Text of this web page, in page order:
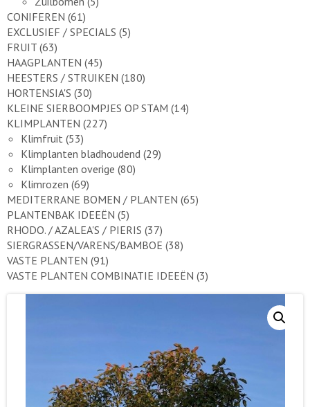
CONIFEREN (61)
EXCLUSIEF / SPECIALS (5)
FRUIT (63)
HAAGPLANTEN (45)
HEESTERS / STRUIKEN (180)
HORTENSIA'S (30)
KLEINE SIERBOOMPJES OP STAM (14)
KLIMPLANTEN (227)
Klimfruit (53)
Klimplanten bladhoudend (29)
Klimplanten overige (80)
Klimrozen (69)
MEDITERRANE BOMEN / PLANTEN (65)
PLANTENBAK IDEEËN (5)
RHODO. / AZALEA'S / PIERIS (37)
SIERGRASSEN/VARENS/BAMBOE (38)
VASTE PLANTEN (91)
VASTE PLANTEN COMBINATIE IDEEËN (3)